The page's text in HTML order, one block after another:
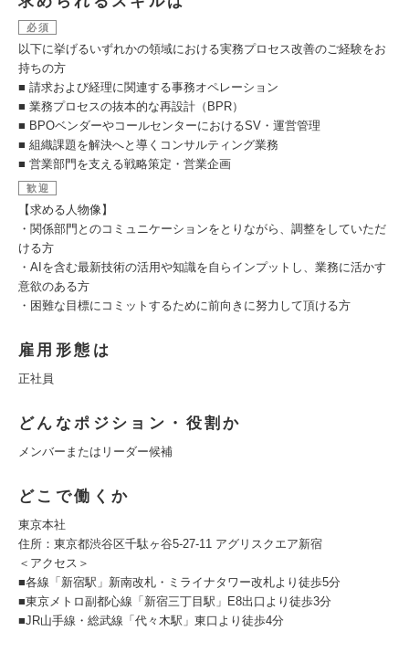
必須
以下に挙げるいずれかの領域における実務プロセス改善のご経験をお
持ちの方
■ 請求および経理に関連する事務オペレーション
■ 業務プロセスの抜本的な再設計（BPR）
■ BPOベンダーやコールセンターにおけるSV・運営管理
■ 組織課題を解決へと導くコンサルティング業務
■ 営業部門を支える戦略策定・営業企画
歓迎
【求める人物像】
・関係部門とのコミュニケーションをとりながら、調整をしていただ
ける方
・AIを含む最新技術の活用や知識を自らインプットし、業務に活かす
意欲のある方
・困難な目標にコミットするために前向きに努力して頂ける方
雇用形態は
正社員
どんなポジション・役割か
メンバーまたはリーダー候補
どこで働くか
東京本社
住所：東京都渋谷区千駄ヶ谷5-27-11 アグリスクエア新宿
＜アクセス＞
■各線「新宿駅」新南改札・ミライナタワー改札より徒歩5分
■東京メトロ副都心線「新宿三丁目駅」E8出口より徒歩3分
■JR山手線・総武線「代々木駅」東口より徒歩4分